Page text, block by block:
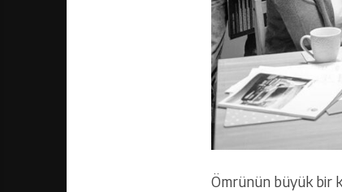
Ömrünün büyük bir